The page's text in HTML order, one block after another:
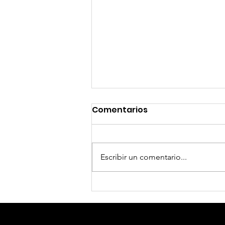
De Nepal a la Calle 24: Un
Viaje de Culinario,
Comentarios
Escribir un comentario...